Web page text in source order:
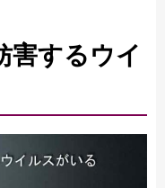
害するウイ